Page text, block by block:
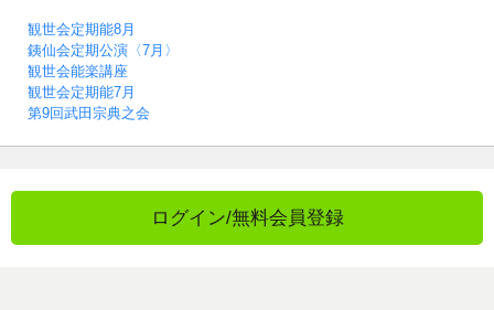
観世会定期能8月
銕仙会定期公演〈7月〉
観世会能楽講座
観世会定期能7月
第9回武田宗典之会
ログイン/無料会員登録